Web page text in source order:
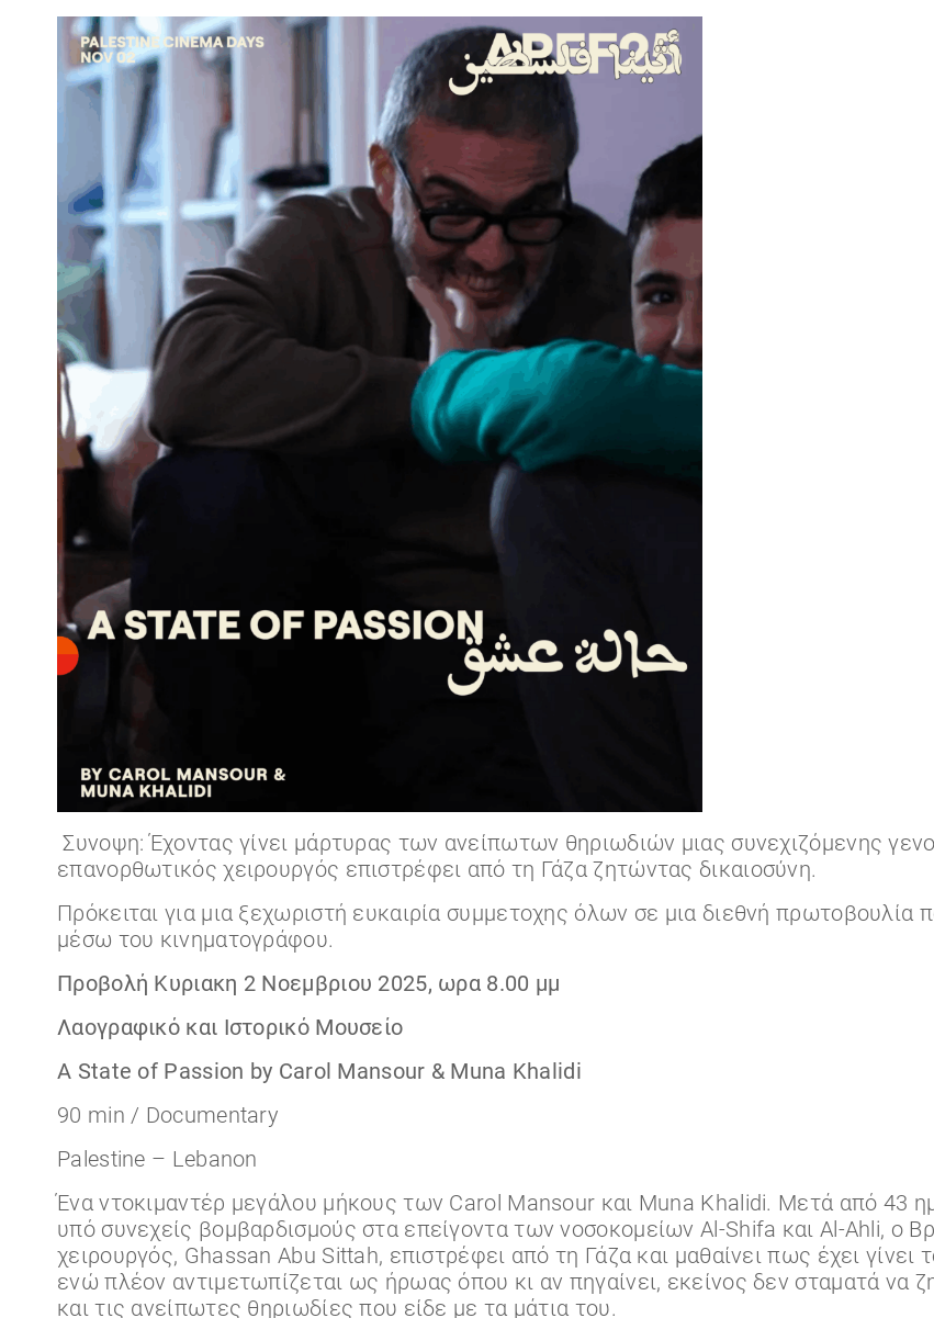
Συνοψη: Έχοντας γίνει μάρτυρας των ανείπωτων θηριωδιών μιας συνεχιζόμενης
επανορθωτικός χειρουργός επιστρέφει από τη Γάζα ζητώντας δικαιοσύνη.
Πρόκειται για μια ξεχωριστή ευκαιρία συμμετοχης όλων σε μια διεθνή πρωτοβουλία
μέσω του κινηματογράφου.
Προβολή Κυριακη 2 Νοεμβριου 2025, ωρα 8.00 μμ
Λαογραφικό και Ιστορικό Μουσείο
A State of Passion by Carol Mansour & Muna Khalidi
90 min / Documentary
Palestine – Lebanon
Ένα ντοκιμαντέρ μεγάλου μήκους των Carol Mansour και Muna Khalidi. Μετά από 43
υπό συνεχείς βομβαρδισμούς στα επείγοντα των νοσοκομείων Al-Shifa και Al-Ahli, ο
χειρουργός, Ghassan Abu Sittah, επιστρέφει από τη Γάζα και μαθαίνει πως έχει
ενώ πλέον αντιμετωπίζεται ως ήρωας όπου κι αν πηγαίνει, εκείνος δεν σταματά να
και τις ανείπωτες θηριωδίες που είδε με τα μάτια του.